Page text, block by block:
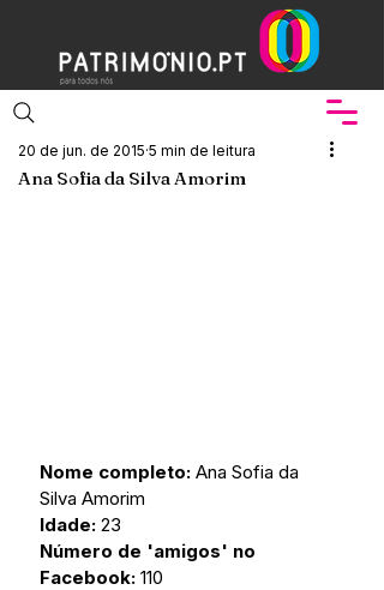
Ana Sofia da Silva Amorim
20 de jun. de 2015 5 min de leitura
Nome completo: Ana Sofia da
Silva Amorim
Idade: 23
Número de 'amigos' no
Facebook: 110